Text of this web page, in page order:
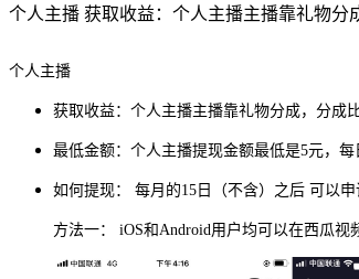
个人主播 获取收益：个人主播主播靠礼物分
个人主播
获取收益：个人主播主播靠礼物分成，分成
最低金额：个人主播提现金额最低是5元，每
如何提现： 每月的15日（不含）之后 可以
方法一： iOS和Android用户均可以在西瓜